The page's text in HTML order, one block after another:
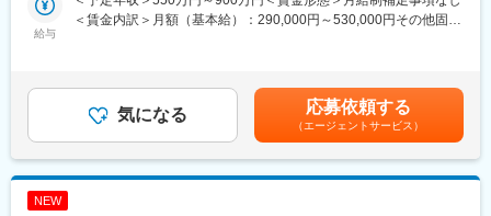
・海外の方と話す機会も多く、グローバルな活躍が出来ます。
おり、それぞれ約25名のグループです。
・本ポジションのグループは女性も多く活躍しています。
・完全週休二日制（土日祝）・年間休日127日
りや調整が重要になります。実作業は協力会社が行い、当社は元
請として現場の管理・調整役を担います。
「現場で覚えながら、少しずつ任される範囲を広げていく」
そんな成長を前提としたポジションです。
給与
＜賃金内訳＞月額（基本給）：290,000円～530,000円その他固定
額であり、選考を通じて上下する可能性があります。月給(月額)は
固定手当を含めた表記です。
気になる 応募依頼する
（エージェントサービス）
NEW